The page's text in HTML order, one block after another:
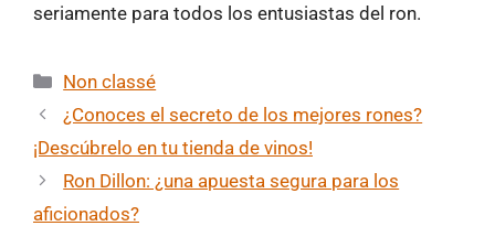
seriamente para todos los entusiastas del ron.
Categorías
Non classé
¿Conoces el secreto de los mejores rones?
¡Descúbrelo en tu tienda de vinos!
Ron Dillon: ¿una apuesta segura para los
aficionados?